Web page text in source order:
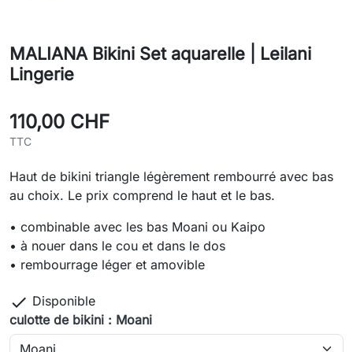
MALIANA Bikini Set aquarelle | Leilani
Lingerie
110,00 CHF
TTC
Haut de bikini triangle légèrement rembourré avec bas
au choix. Le prix comprend le haut et le bas.
• combinable avec les bas Moani ou Kaipo
• à nouer dans le cou et dans le dos
• rembourrage léger et amovible
 Disponible
culotte de bikini : Moani